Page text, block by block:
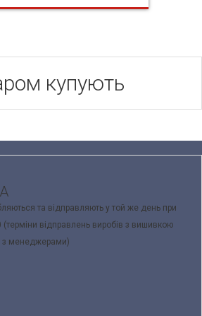
купують
та відправляють у той же день при
відправлень виробів з вишивкою
з менеджерами)